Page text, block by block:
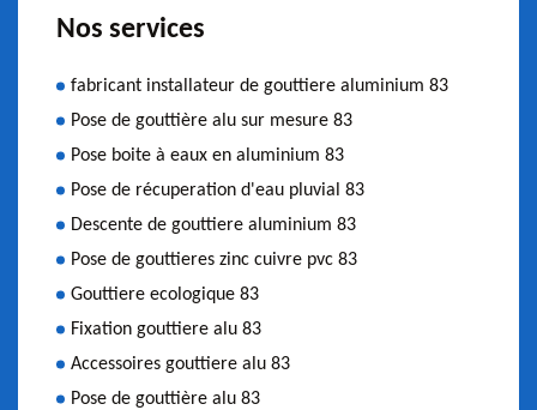
Nos services
fabricant installateur de gouttiere aluminium 83
Pose de gouttière alu sur mesure 83
Pose boite à eaux en aluminium 83
Pose de récuperation d'eau pluvial 83
Descente de gouttiere aluminium 83
Pose de gouttieres zinc cuivre pvc 83
Gouttiere ecologique 83
Fixation gouttiere alu 83
Accessoires gouttiere alu 83
Pose de gouttière alu 83